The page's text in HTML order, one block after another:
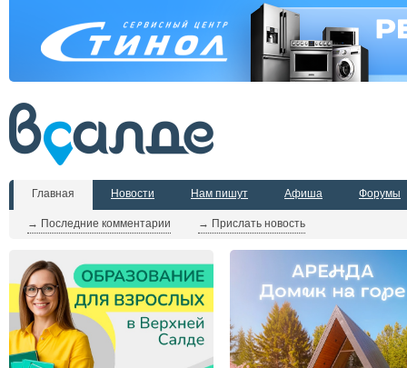
Главная
→ Последние комментарии → Прислать новость
Новости Нам пишут Афиша Форумы